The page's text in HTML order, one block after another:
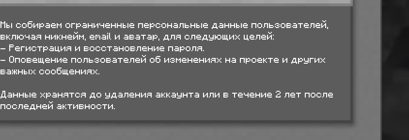
Мы собираем ограниченные персональные данные пользователей,
включая никнейм, email и аватар, для следующих целей:
- Регистрация и восстановление пароля.
- Оповещение пользователей об изменениях на проекте и других
важных сообщениях.
Данные хранятся до удаления аккаунта или в течение 2 лет после
последней активности.